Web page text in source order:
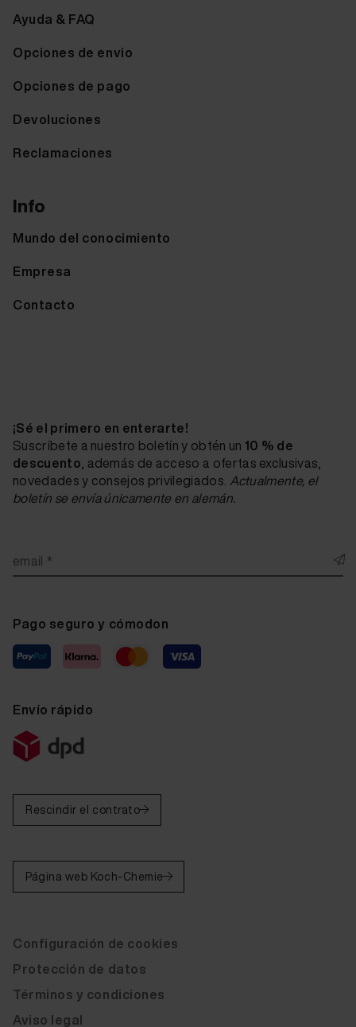
Ayuda & FAQ
Opciones de envio
Opciones de pago
Devoluciones
Reclamaciones
Info
Mundo del conocimiento
Empresa
Contacto
¡Sé el primero en enterarte!
Suscríbete a nuestro boletín y obtén un 10 % de
descuento, además de acceso a ofertas exclusivas,
novedades y consejos privilegiados. Actualmente, el
boletín se envía únicamente en alemán.
email *
Pago seguro y cómodon
Envío rápido
Rescindir el contrato
Página web Koch-Chemie
Configuración de cookies
Protección de datos
Términos y condiciones
Aviso legal